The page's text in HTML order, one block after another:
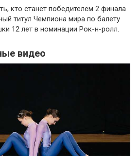
кто станет победителем 2 финала
титул Чемпиона мира по балету
12 лет в номинации Рок-н-ролл.
видео